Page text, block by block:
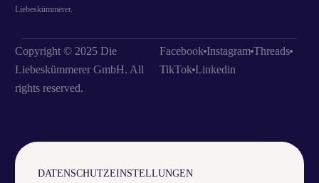
Liebeskümmerer.
Copyright © 2025 Die
Liebeskümmerer GmbH. All
rights reserved.
Facebook Instagram Threads
TikTok Linkedin
DATENSCHUTZEINSTELLUNGEN